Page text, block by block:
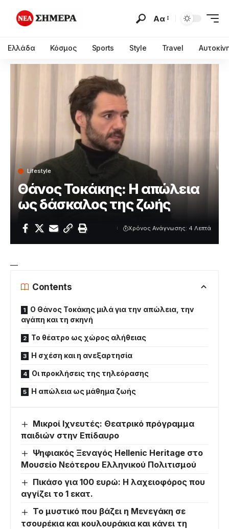
Αα
Ελλάδα Κόσμος Sports Style Travel
Lifestyle
Θάνος Τοκάκης: Η απώλεια
ως δάσκαλος της ζωής
Χρόνος Ανάγνωσης: 4 Λεπτά
—
Contents
Ο Θάνος Τοκάκης μιλά για την απώλεια, την
αγάπη και τη σκηνή
Το θέατρο ως χώρος αλήθειας
Η σχέση και η ανεξαρτησία
Οι προκλήσεις της τηλεόρασης
Η απώλεια ως μάθημα ζωής
Μικροί Ιχνευτές: Θεατρικό πρόγραμμα
παιδιών στην Επίδαυρο
Ψηφιακός Ξεναγός Hellenic Heritage στο
Μουσείο Νεότερου Ελληνικού Πολιτισμού
Πικάσο για 100 ευρώ: Η λαχειοφόρος που
αγγίζει το 1 εκατ.
Το μυστικό που βάζει η Μενεγάκη σε
τσουρέκια και κουλουράκια και κάνει τη